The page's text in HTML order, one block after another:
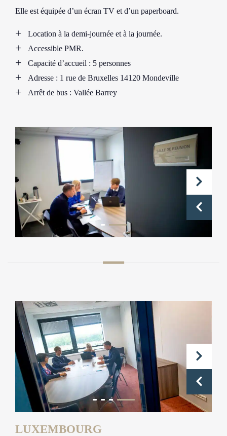
Elle est équipée d’un écran TV et d’un paperboard.
Location à la demi-journée et à la journée.
Accessible PMR.
Capacité d’accueil : 5 personnes
Adresse : 1 rue de Bruxelles 14120 Mondeville
Arrêt de bus : Vallée Barrey
LUXEMBOURG